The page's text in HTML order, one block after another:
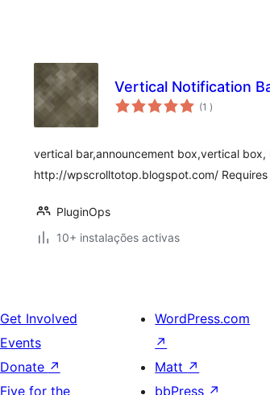
Vertical Notification
(1 classificações
)
vertical bar,announcement box,vertical box,
http://wpscrolltotop.blogspot.com/
PluginOps
10+ instalações activas
Get Involved
Events
Donate ↗
Five for the
WordPress.com
↗
Matt ↗
bbPress ↗